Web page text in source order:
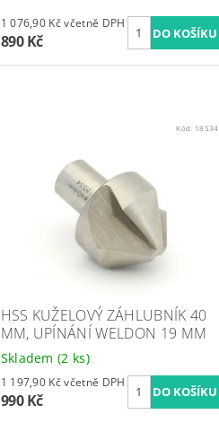
1 076,90 Kč včetně DPH
890 Kč
Kód: 18534
HSS KUŽELOVÝ ZÁHLUBNÍK 40
MM, UPÍNÁNÍ WELDON 19 MM
Skladem(2 ks)
1 197,90 Kč včetně DPH
990 Kč